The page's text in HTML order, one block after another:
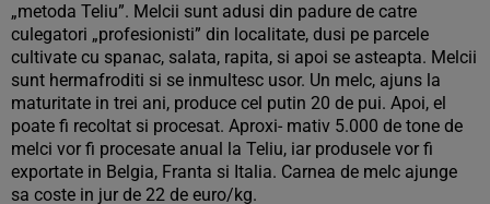
„metoda Teliu”. Melcii sunt adusi din padure de catre
culegatori „profesionisti” din localitate, dusi pe parcele
cultivate cu spanac, salata, rapita, si apoi se asteapta. Melcii
sunt hermafroditi si se inmultesc usor. Un melc, ajuns la
maturitate in trei ani, produce cel putin 20 de pui. Apoi, el
poate fi recoltat si procesat. Aproxi- mativ 5.000 de tone de
melci vor fi procesate anual la Teliu, iar produsele vor fi
exportate in Belgia, Franta si Italia. Carnea de melc ajunge
sa coste in jur de 22 de euro/kg.